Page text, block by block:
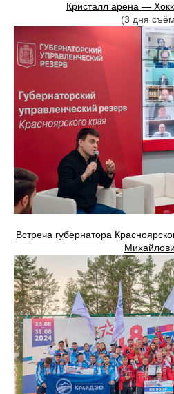
Кристалл арена —
(3 дня
Встреча губернатора